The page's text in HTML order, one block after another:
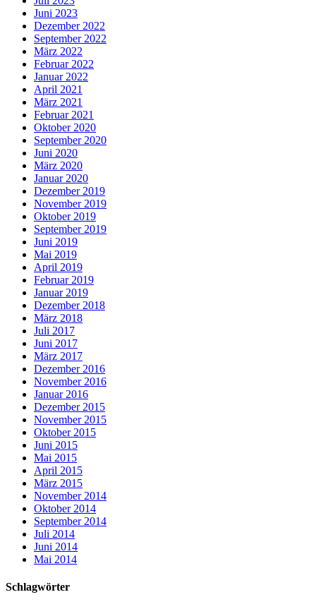
Juni 2023
Dezember 2022
September 2022
März 2022
Februar 2022
Januar 2022
April 2021
März 2021
Februar 2021
Oktober 2020
September 2020
Juni 2020
März 2020
Januar 2020
Dezember 2019
November 2019
Oktober 2019
September 2019
Juni 2019
Mai 2019
April 2019
Februar 2019
Januar 2019
Dezember 2018
März 2018
Juli 2017
Juni 2017
März 2017
Dezember 2016
November 2016
Januar 2016
Dezember 2015
November 2015
Oktober 2015
Juni 2015
Mai 2015
April 2015
März 2015
November 2014
Oktober 2014
September 2014
Juli 2014
Juni 2014
Mai 2014
Schlagwörter